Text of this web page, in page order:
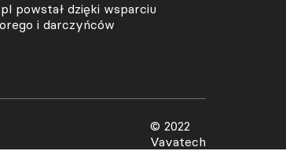
powstał dzięki wsparciu
i darczyńców
© 2022
Vavatech